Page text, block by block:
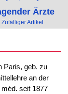
Ärzte
Zufälliger Artikel
Paris, geb. zu
an der
seit 1877